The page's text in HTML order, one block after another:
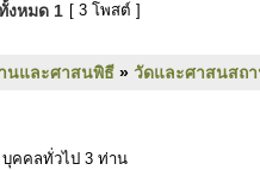
งหมด 1 [ 3 โพสต์ ]
นและศาสนพิธี » วัดและศาสนสถ
คคลทั่วไป 3 ท่าน